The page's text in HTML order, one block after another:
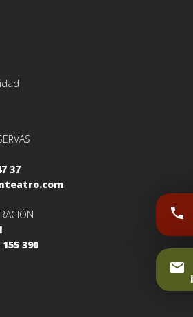
37
155 390
phone
email